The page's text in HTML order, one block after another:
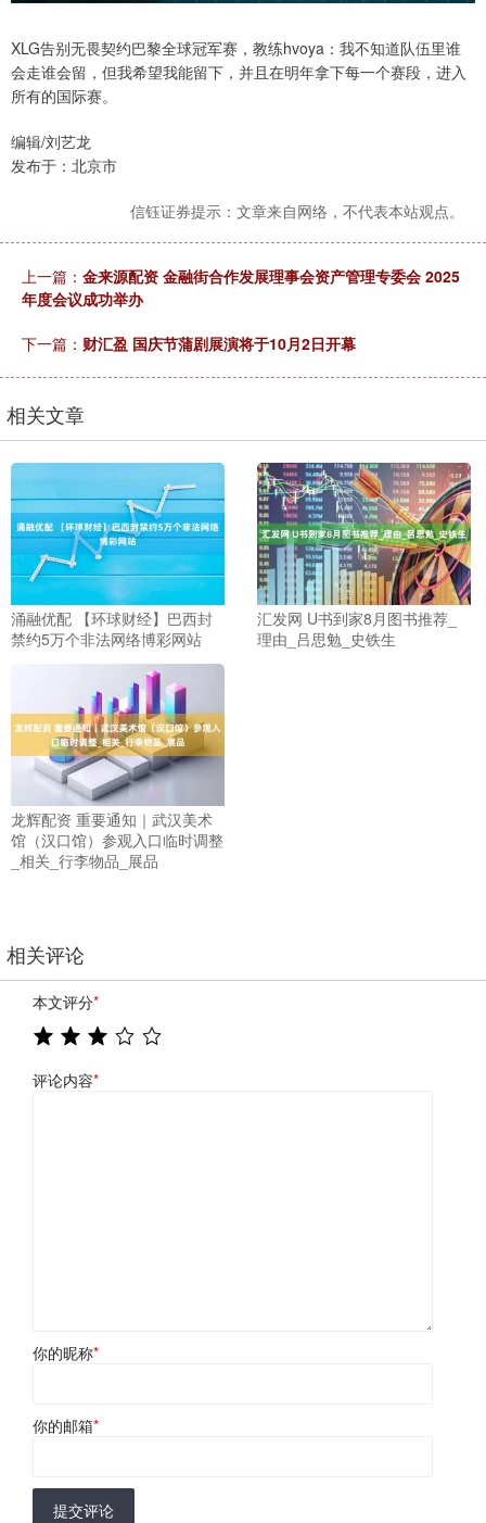
XLG告别无畏契约巴黎全球冠军赛，教练hvoya：我不知道队伍里谁
会走谁会留，但我希望我能留下，并且在明年拿下每一个赛段，进入
所有的国际赛。
编辑/刘艺龙
发布于：北京市
信钰证券提示：文章来自网络，不代表本站观点。
上一篇： 金来源配资 金融街合作发展理事会资产管理专委会 2025
年度会议成功举办
下一篇： 财汇盈 国庆节蒲剧展演将于10月2日开幕
相关文章
涌融优配 【环球财经】巴西封
禁约5万个非法网络博彩网站
汇发网 U书到家8月图书推荐_
理由_吕思勉_史铁生
龙辉配资 重要通知｜武汉美术
馆（汉口馆）参观入口临时调整
_相关_行李物品_展品
相关评论
本文评分*
评论内容*
你的昵称*
你的邮箱*
提交评论